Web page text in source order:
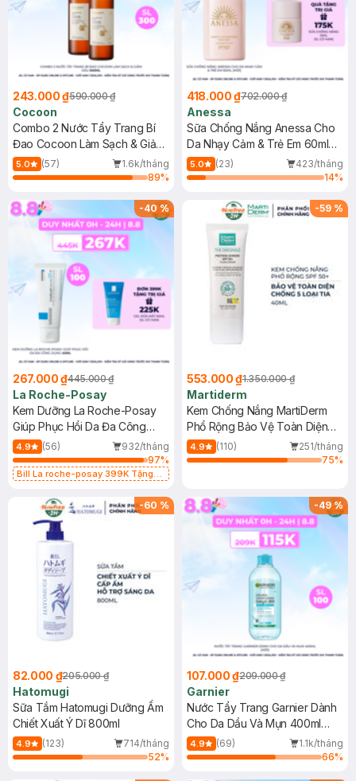
243.000 ₫590.000 ₫
Cocoon
Combo 2 Nước Tẩy Trang Bí
Đao Cocoon Làm Sạch & Giảm
Dầu 500ml
5.0 (57)
1.6k/tháng
89%
418.000 ₫702.000 ₫
Anessa
Sữa Chống Nắng Anessa Cho
Da Nhạy Cảm & Trẻ Em 60ml
(Mới)
5.0 (23)
423/tháng
14%
-40%
267.000 ₫445.000 ₫
La Roche-Posay
Kem Dưỡng La Roche-Posay
Giúp Phục Hồi Da Đa Công
Dụng 40ml
4.9 (56)
932/tháng
97%
Bill La roche-posay 399K Tặng
(SL có hạn)
-59 %
553.000 ₫1.350.000 ₫
Martiderm
Kem Chống Nắng MartiDerm
Phổ Rộng Bảo Vệ Toàn Diện
40ml
4.9 (110)
251/tháng
75%
-60 %
82.000 ₫205.000 ₫
Hatomugi
Sữa Tắm Hatomugi Dưỡng Ẩm
Chiết Xuất Ý Dĩ 800ml
4.9 (123)
714/tháng
52%
-49%
107.000 ₫209.000 ₫
Garnier
Nước Tẩy Trang Garnier Dành
Cho Da Dầu Và Mụn 400ml
(Mới)
4.9 (69)
1.1k/tháng
66%